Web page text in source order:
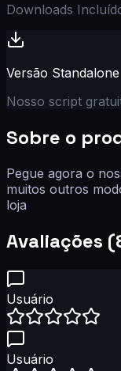
Downloads
Versão Standalone
Nosso script
Sobre o
Pegue agora o
muitos outros
loja
Avaliações (
Usuário
Usuário